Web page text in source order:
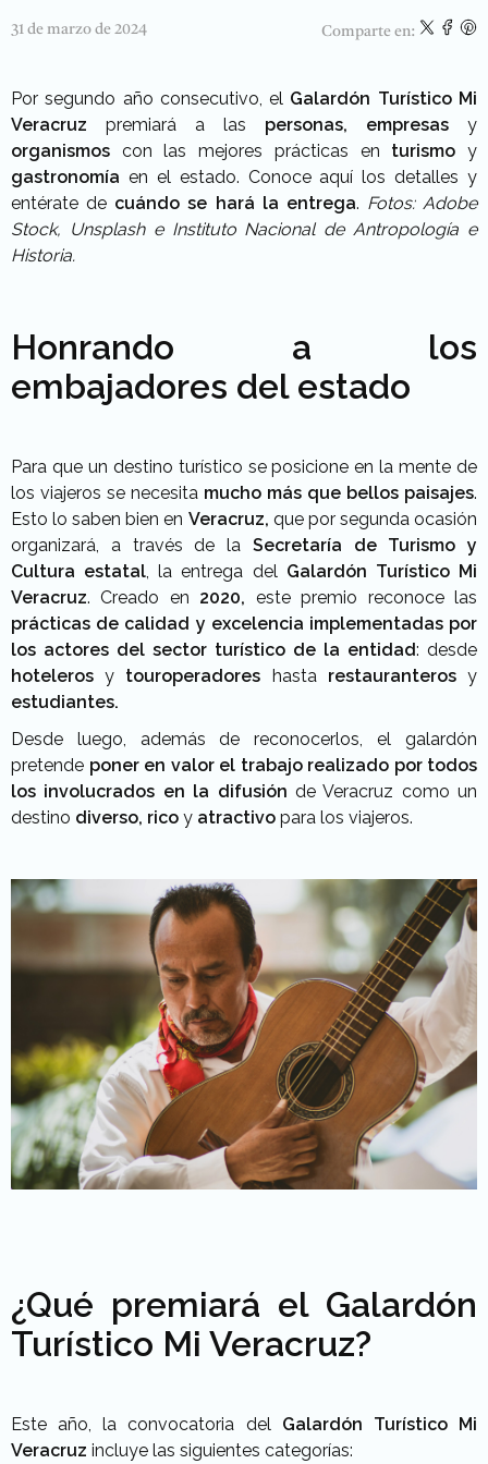
31 de marzo de 2024 Comparte en:
Por segundo año consecutivo, el Galardón Turístico Mi
Veracruz premiará a las personas, empresas y
organismos con las mejores prácticas en turismo y
gastronomía en el estado. Conoce aquí los detalles y
entérate de cuándo se hará la entrega. Fotos: Adobe
Stock, Unsplash e Instituto Nacional de Antropología e
Historia.
Honrando a los
embajadores del estado
Para que un destino turístico se posicione en la mente de
los viajeros se necesita mucho más que bellos paisajes.
Esto lo saben bien en Veracruz, que por segunda ocasión
organizará, a través de la Secretaría de Turismo y
Cultura estatal, la entrega del Galardón Turístico Mi
Veracruz. Creado en 2020, este premio reconoce las
prácticas de calidad y excelencia implementadas por
los actores del sector turístico de la entidad: desde
hoteleros y touroperadores hasta restauranterosy
estudiantes.
Desde luego, además de reconocerlos, el galardón
pretende poner en valor el trabajo realizado por todos
los involucrados en la difusión de Veracruz como un
destino diverso, rico y atractivo para los viajeros.
¿Qué premiará el Galardón
Turístico Mi Veracruz?
Este año, la convocatoria del Galardón Turístico Mi
Veracruz incluye las siguientes categorías: